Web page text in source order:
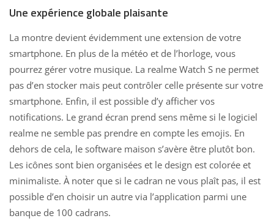
Une expérience globale plaisante
La montre devient évidemment une extension de votre
smartphone. En plus de la météo et de l’horloge, vous
pourrez gérer votre musique. La realme Watch S ne permet
pas d’en stocker mais peut contrôler celle présente sur votre
smartphone. Enfin, il est possible d’y afficher vos
notifications. Le grand écran prend sens même si le logiciel
realme ne semble pas prendre en compte les emojis. En
dehors de cela, le software maison s’avère être plutôt bon.
Les icônes sont bien organisées et le design est colorée et
minimaliste. À noter que si le cadran ne vous plaît pas, il est
possible d’en choisir un autre via l’application parmi une
banque de 100 cadrans.